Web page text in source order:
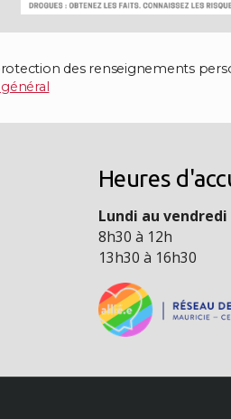
des renseignements
Heures
Lundi au vendredi
8h30 à 12h
13h30 à 16h30